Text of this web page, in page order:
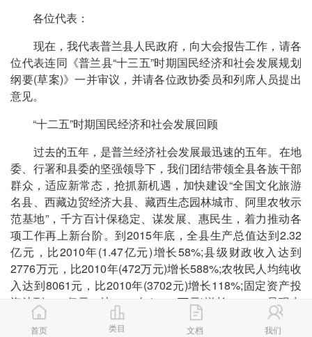
各位代表：
现在，我代表普兰县人民政府，向大会报告工作，请各
位代表连同《普兰县“十三五”时期国民经济和社会发展规划
纲要(草案)》一并审议，并请各位政协委员和列席人员提出
意见。
“十二五”时期国民经济和社会发展回顾
过去的五年，是普兰经济社会发展最迅速的五年。在地
委、行署和县委的坚强领导下，我们团结带领全县各族干部
群众，适应新常态，抢抓新机遇，加快建设“全国文化旅游
名县、西藏边贸经济大县、藏西生态园林城市、阿里农牧示
范基地”，千方百计保稳定、谋发展、惠民生，着力推动各
项工作再上新台阶。到2015年底，全县生产总值达到2.32
亿元，比2010年(1.47亿元)增长58%;县级财政收入达到
2776万元，比2010年(472万元)增长588%;农牧民人均纯收
入达到8061元，比2010年(3702元)增长118%;固定资产投
资达到3.04亿元，比2010年(4828万元)增长530%，呈现出
民族团结、边防巩固、社会稳定、经济发展、人民安居乐业
首页 类目 文档 我们